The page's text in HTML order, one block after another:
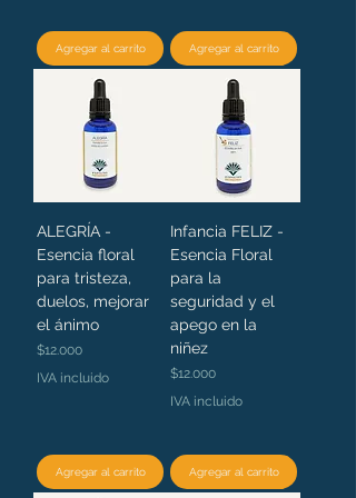
Agregar al carrito Agregar al carrito
ALEGRÍA -
Esencia floral
para tristeza,
duelos, mejorar
el ánimo
Precio
$12.000
IVA incluido
Agregar al carrito
Infancia FELIZ -
Esencia Floral
para la
seguridad y el
apego en la
niñez
Precio
$12.000
IVA incluido
Agregar al carrito